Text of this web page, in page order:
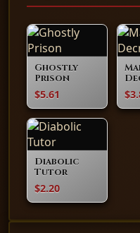
Ghostly
Prison
$5.61
Diabolic
Tutor
$2.20